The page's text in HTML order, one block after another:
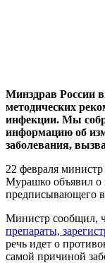
Минздрав России
методических
инфекции. Мы
информацию об
заболевания,
22 февраля
Мурашко объявил о
предписывающего
Министр сообщил,
препараты,
речь идет о
самой причиной